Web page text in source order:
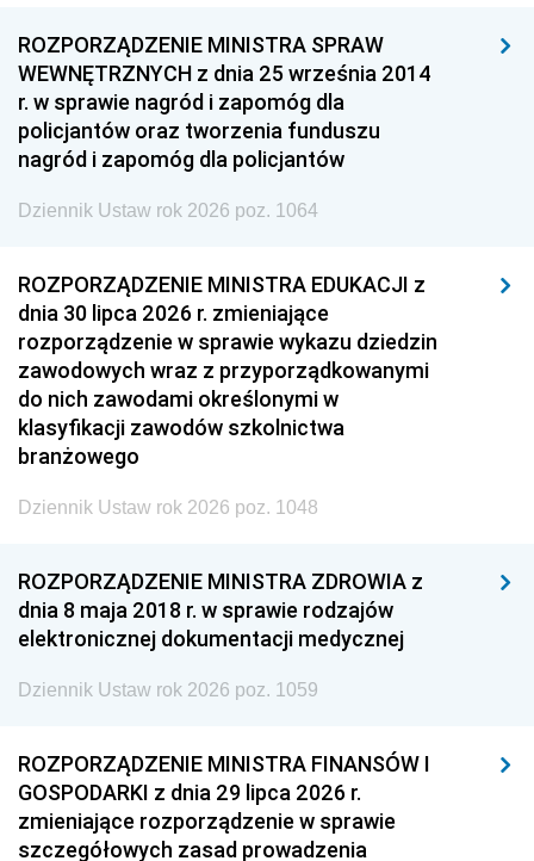
ROZPORZĄDZENIE MINISTRA SPRAW
WEWNĘTRZNYCH z dnia 25 września 2014
r. w sprawie nagród i zapomóg dla
policjantów oraz tworzenia funduszu
nagród i zapomóg dla policjantów
Dziennik Ustaw rok 2026 poz. 1064
ROZPORZĄDZENIE MINISTRA EDUKACJI z
dnia 30 lipca 2026 r. zmieniające
rozporządzenie w sprawie wykazu dziedzin
zawodowych wraz z przyporządkowanymi
do nich zawodami określonymi w
klasyfikacji zawodów szkolnictwa
branżowego
Dziennik Ustaw rok 2026 poz. 1048
ROZPORZĄDZENIE MINISTRA ZDROWIA z
dnia 8 maja 2018 r. w sprawie rodzajów
elektronicznej dokumentacji medycznej
Dziennik Ustaw rok 2026 poz. 1059
ROZPORZĄDZENIE MINISTRA FINANSÓW I
GOSPODARKI z dnia 29 lipca 2026 r.
zmieniające rozporządzenie w sprawie
szczegółowych zasad prowadzenia